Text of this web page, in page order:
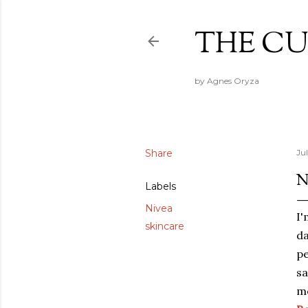
THE
by Agnes Oryza
Share
Labels
Nivea
skincare